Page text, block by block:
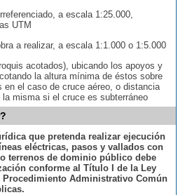
a escala 1:25.000,
UTM
a realizar, a escala 1:1.000 o 1:5.000
acotados), ubicando los apoyos y
la altura mínima de éstos sobre
en el caso de cruce aéreo, o distancia
misma si el cruce es subterráneo
que pretenda realizar ejecución
eléctricas, pasos y vallados con
terrenos de dominio público debe
conforme al Título I de la Ley
Procedimiento Administrativo Común